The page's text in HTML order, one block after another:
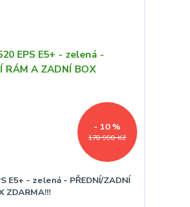
170 990 Kč
- 10 %
E5+ - zelená - PŘEDNÍ/ZADNÍ
ZDARMA!!!